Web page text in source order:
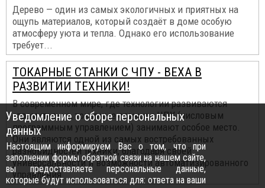
Дерево — один из самых экологичных и приятных на
ощупь материалов, который создаёт в доме особую
атмосферу уюта и тепла. Однако его использование
требует...
ТОКАРНЫЕ СТАНКИ С ЧПУ - ВЕХА В
РАЗВИТИИ ТЕХНИКИ!
В современном мире, где технологии развиваются
стремительно, токарные станки с ЧПУ (числовым
программным управлением) занимают особое место.
Они являются одной из самых востребованных
разновидностей техники, благодаря своей
универсальности и возможности автоматизированного
управления.
Уведомление о сборе персональных
данных
Настоящим информируем Вас о том, что при
заполнении формы обратной связи на нашем сайте,
вы предоставляете персональные данные,
которые будут использоваться для: ответа на ваши